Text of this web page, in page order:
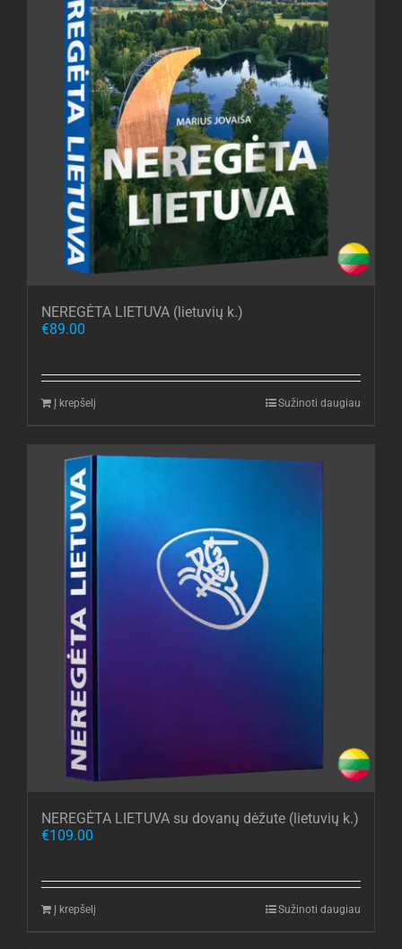
NEREGĖTA LIETUVA (lietuvių k.)
€89.00
Į krepšelį Sužinoti daugiau
NEREGĖTA LIETUVA su dovanų dėžute (lietuvių k.)
€109.00
Į krepšelį Sužinoti daugiau